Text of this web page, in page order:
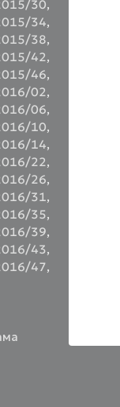
30,
34,
38,
42,
46,
02,
06,
10,
14,
22,
26,
31,
35,
39,
43,
47,